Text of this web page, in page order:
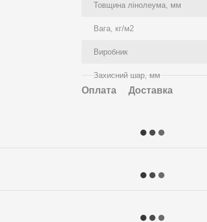
Товщина лінолеума, мм
Вага, кг/м2
Виробник
Захисний шар, мм
Оплата Доставка